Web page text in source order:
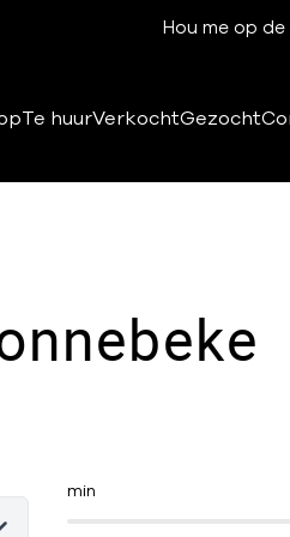
Hou me op
Te huurVerkochtGezocht
min